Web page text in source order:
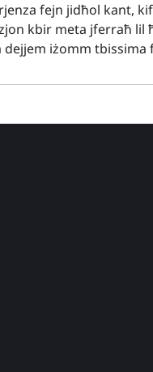
fejn jidħol kant,
kbir meta jferraħ lil
iżomm tbissima